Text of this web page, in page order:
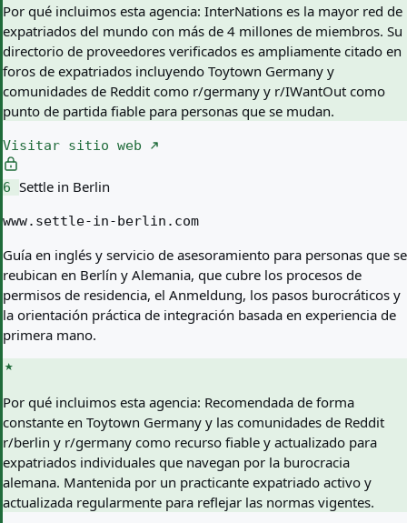
Por qué incluimos esta agencia: InterNations es la mayor red de
expatriados del mundo con más de 4 millones de miembros. Su
directorio de proveedores verificados es ampliamente citado en
foros de expatriados incluyendo Toytown Germany y
comunidades de Reddit como r/germany y r/IWantOut como
punto de partida fiable para personas que se mudan.
Visitar sitio web
6 Settle in Berlin
www.settle-in-berlin.com
Guía en inglés y servicio de asesoramiento para personas que se
reubican en Berlín y Alemania, que cubre los procesos de
permisos de residencia, el Anmeldung, los pasos burocráticos y
la orientación práctica de integración basada en experiencia de
primera mano.
Por qué incluimos esta agencia: Recomendada de forma
constante en Toytown Germany y las comunidades de Reddit
r/berlin y r/germany como recurso fiable y actualizado para
expatriados individuales que navegan por la burocracia
alemana. Mantenida por un practicante expatriado activo y
actualizada regularmente para reflejar las normas vigentes.